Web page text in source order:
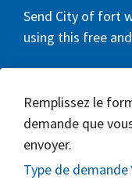
Send City of fort
using this free
Remplissez le
demande que
envoyer.
Type de demande